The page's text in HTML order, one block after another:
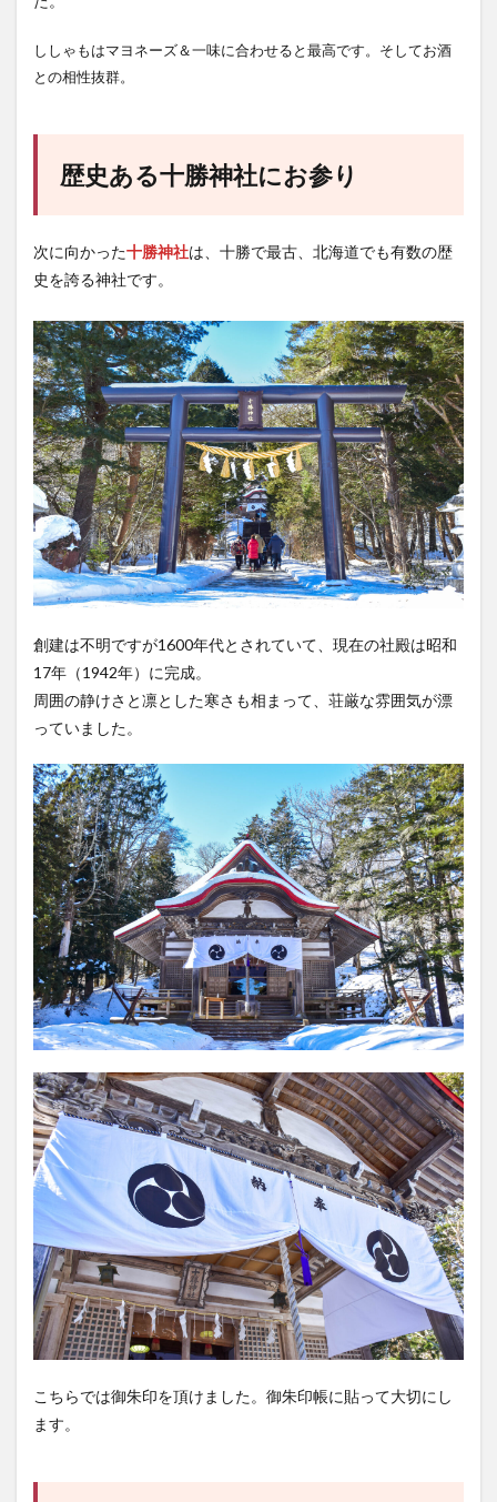
ししゃもはマヨネーズ＆一味に合わせると最高です。そしてお酒
との相性抜群。
歴史ある十勝神社にお参り
次に向かった十勝神社は、十勝で最古、北海道でも有数の歴
史を誇る神社です。
創建は不明ですが1600年代とされていて、現在の社殿は昭和
17年（1942年）に完成。
周囲の静けさと凛とした寒さも相まって、荘厳な雰囲気が漂
っていました。
こちらでは御朱印を頂けました。御朱印帳に貼って大切にし
ます。